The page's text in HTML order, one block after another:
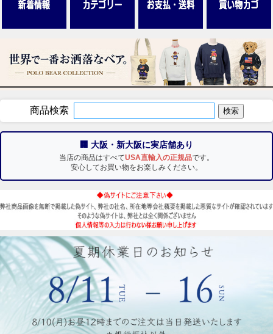
商品検索
🏢 大阪・新大阪に実店舗あり
当店の商品はすべてUSA直輸入の正規品です。
安心してお買い物をお楽しみください。